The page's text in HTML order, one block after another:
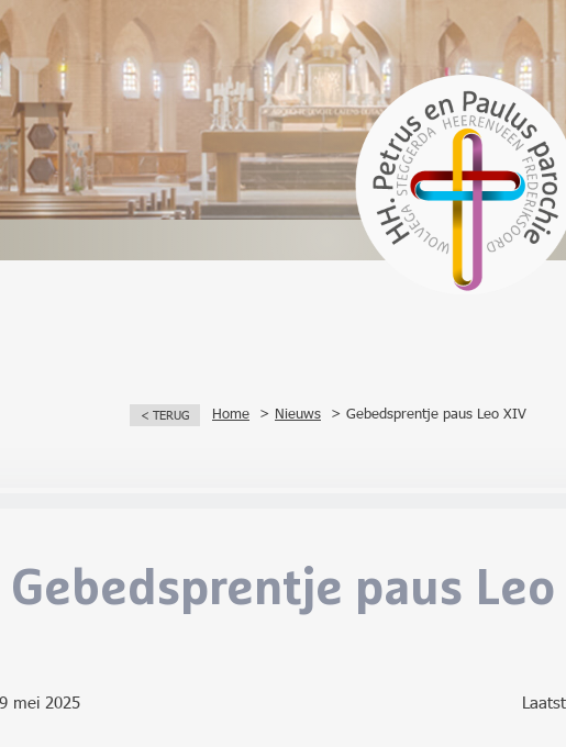
< TERUG Home Nieuws Gebedsprentje paus Leo XIV
Gebedsprentje paus Leo
mei 2025